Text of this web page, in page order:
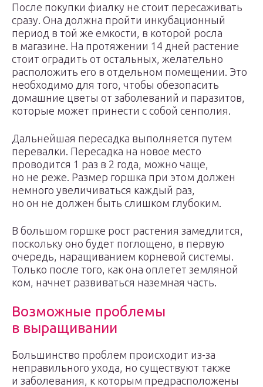
После покупки фиалку не стоит пересаживать
сразу. Она должна пройти инкубационный
период в той же емкости, в которой росла
в магазине. На протяжении 14 дней растение
стоит оградить от остальных, желательно
расположить его в отдельном помещении. Это
необходимо для того, чтобы обезопасить
домашние цветы от заболеваний и паразитов,
которые может принести с собой сенполия.
Дальнейшая пересадка выполняется путем
перевалки. Пересадка на новое место
проводится 1 раз в 2 года, можно чаще,
но не реже. Размер горшка при этом должен
немного увеличиваться каждый раз,
но он не должен быть слишком глубоким.
В большом горшке рост растения замедлится,
поскольку оно будет поглощено, в первую
очередь, наращиванием корневой системы.
Только после того, как она оплетет земляной
ком, начнет развиваться наземная часть.
Возможные проблемы
в выращивании
Большинство проблем происходит из-за
неправильного ухода, но существуют также
и заболевания, к которым предрасположены